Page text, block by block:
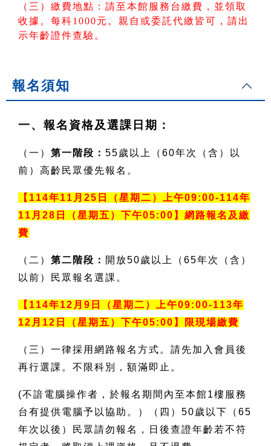
（三）繳費地點：請至本館服務台繳費，並領取
收據。每科1000元。親自或委託代繳皆可，請出
示年齡證件查驗。
報名須知
一、報名資格及選課日期：
（一） 第一階段： 55歲以上（60年次（含）以
前）高齡民眾優先報名。
【114年11月25日（星期二）上午09:00-114年
11月28日（星期五）下午05:00】網路報名及繳
費
（二） 第二階段： 開放50歲以上（65年次（含）
以前）民眾報名選課。
【114年12月9日（星期二）上午09:00-113年
12月12日（星期五）下午05:00】限現場繳費
（三）一律採用網路報名方式。請先加入會員後
再行選課。不限科別，額滿即止。
(不諳電腦操作者，於報名期間內至本館1樓服務
台有提供電腦予以協助。）（四）50歲以下（65
年次以後）民眾請勿報名，日後查證年齡若不符